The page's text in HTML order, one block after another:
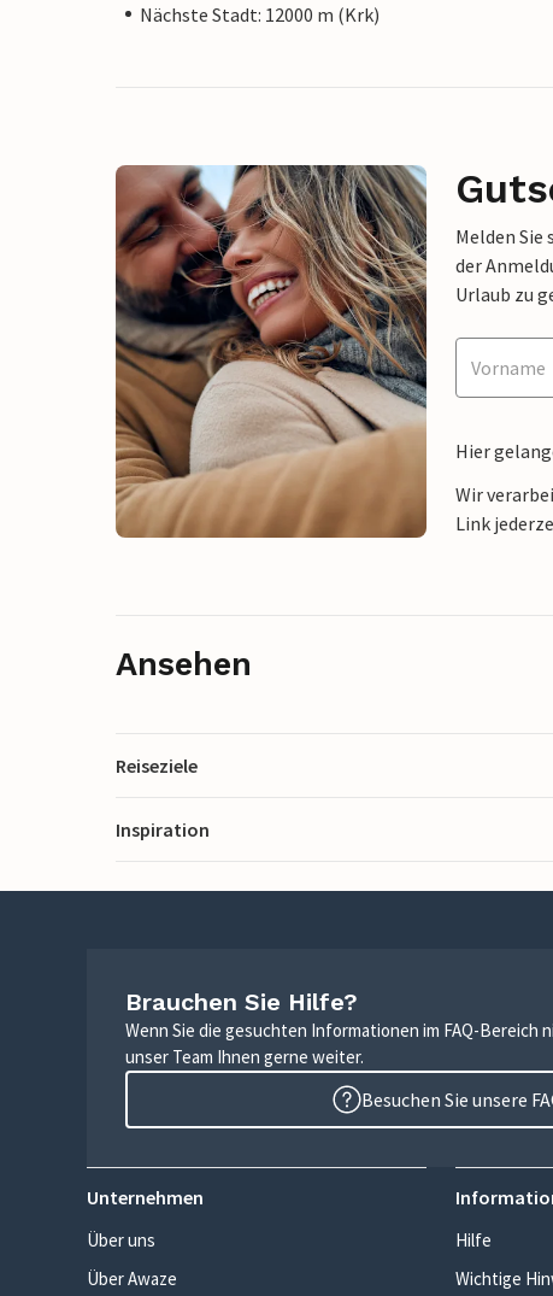
Nächste Stadt: 12000 m (Krk)
Melden
der
Urlaub zu
Hier
Wir
Link
Ansehen
Reiseziele
Inspiration
Brauchen Sie Hilfe?
Wenn Sie die gesuchten Informationen im FAQ-Bereich
unser Team Ihnen gerne weiter.
Besuchen Sie unsere
Unternehmen
Über uns
Über Awaze
Hilfe
Wichtige